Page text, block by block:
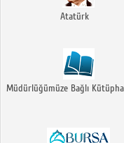
Atatürk
Müdürlüğümüze Bağlı